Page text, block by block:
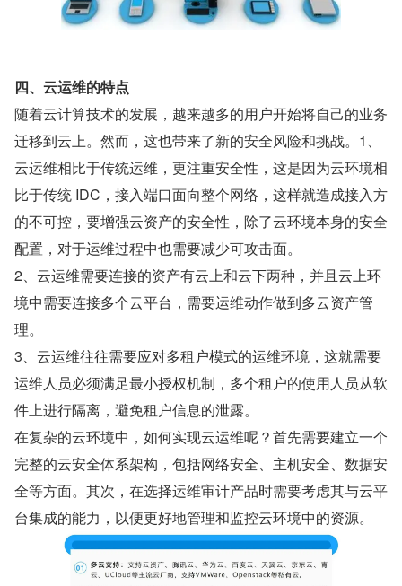
四、云运维的特点
随着云计算技术的发展，越来越多的用户开始将自己的业务
迁移到云上。然而，这也带来了新的安全风险和挑战。1、
云运维相比于传统运维，更注重安全性，这是因为云环境相
比于传统 IDC，接入端口面向整个网络，这样就造成接入方
的不可控，要增强云资产的安全性，除了云环境本身的安全
配置，对于运维过程中也需要减少可攻击面。
2、云运维需要连接的资产有云上和云下两种，并且云上环
境中需要连接多个云平台，需要运维动作做到多云资产管
理。
3、云运维往往需要应对多租户模式的运维环境，这就需要
运维人员必须满足最小授权机制，多个租户的使用人员从软
件上进行隔离，避免租户信息的泄露。
在复杂的云环境中，如何实现云运维呢？首先需要建立一个
完整的云安全体系架构，包括网络安全、主机安全、数据安
全等方面。其次，在选择运维审计产品时需要考虑其与云平
台集成的能力，以便更好地管理和监控云环境中的资源。